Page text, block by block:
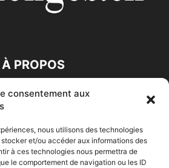
consentement aux
nous utilisons des technologies
et/ou accéder aux informations des
à ces technologies nous permettra de
le comportement de navigation ou les ID
À PROPOS
NOUS